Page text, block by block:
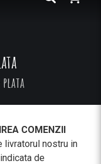
COMENZII
livratorul nostru in
de